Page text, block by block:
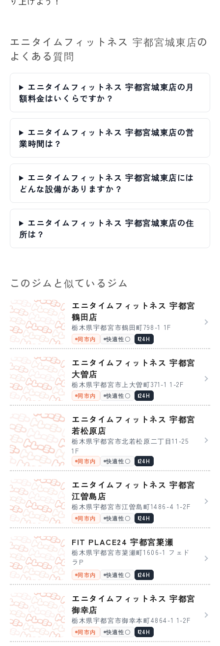
エニタイムフィットネス 宇都宮城東店の
よくある質問
エニタイムフィットネス 宇都宮城東店の月
額料金はいくらですか？
エニタイムフィットネス 宇都宮城東店の営
業時間は？
エニタイムフィットネス 宇都宮城東店には
どんな設備がありますか？
エニタイムフィットネス 宇都宮城東店の住
所は？
このジムと似ているジム
エニタイムフィットネス 宇都宮
鶴田店
栃木県宇都宮市鶴田町798-1 1F
同市内 快適性〇 24H
エニタイムフィットネス 宇都宮
大曽店
栃木県宇都宮市上大曽町371-1 1-2F
同市内 快適性〇 24H
エニタイムフィットネス 宇都宮
若松原店
栃木県宇都宮市北若松原二丁目11-25
1F
同市内 快適性〇 24H
エニタイムフィットネス 宇都宮
江曽島店
栃木県宇都宮市江曽島町1486-4 1-2F
同市内 快適性〇 24H
FIT PLACE24 宇都宮簗瀬
栃木県宇都宮市簗瀬町1606-1 フェド
ラP
同市内 快適性〇 24H
エニタイムフィットネス 宇都宮
御幸店
栃木県宇都宮市御幸本町4864-1 1-2F
同市内 快適性〇 24H